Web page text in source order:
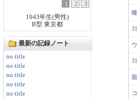
1 2
3
1943年生(男性)
B型 東京都
最新の記録ノート
no title
no title
no title
no title
no title